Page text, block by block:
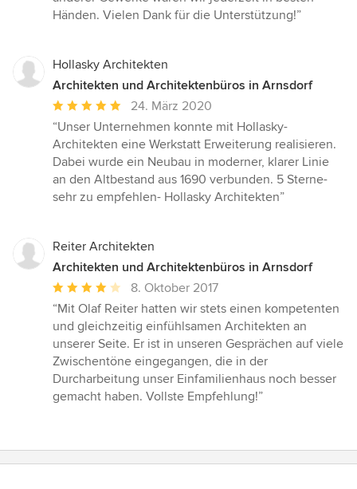
Händen. Vielen Dank für die Unterstützung!”
Hollasky Architekten
Architekten und Architektenbüros in Arnsdorf
Durchschnittliche
Bewertung:
5
von
5
Sternen
24. März 2020
“Unser Unternehmen konnte mit Hollasky-
Architekten eine Werkstatt Erweiterung realisieren.
Dabei wurde ein Neubau in moderner, klarer Linie
an den Altbestand aus 1690 verbunden. 5 Sterne-
sehr zu empfehlen- Hollasky Architekten”
Reiter Architekten
Architekten und Architektenbüros in Arnsdorf
Durchschnittliche
Bewertung:
4
von
5
Sternen
8. Oktober 2017
“Mit Olaf Reiter hatten wir stets einen kompetenten
und gleichzeitig einfühlsamen Architekten an
unserer Seite. Er ist in unseren Gesprächen auf viele
Zwischentöne eingegangen, die in der
Durcharbeitung unser Einfamilienhaus noch besser
gemacht haben. Vollste Empfehlung!”